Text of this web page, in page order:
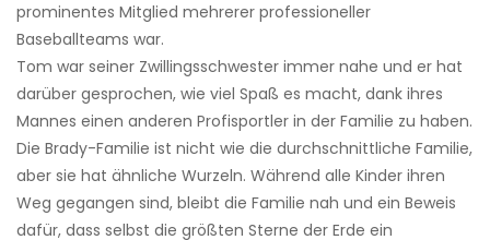
prominentes Mitglied mehrerer professioneller
Baseballteams war.
Tom war seiner Zwillingsschwester immer nahe und er hat
darüber gesprochen, wie viel Spaß es macht, dank ihres
Mannes einen anderen Profisportler in der Familie zu haben.
Die Brady-Familie ist nicht wie die durchschnittliche Familie,
aber sie hat ähnliche Wurzeln. Während alle Kinder ihren
Weg gegangen sind, bleibt die Familie nah und ein Beweis
dafür, dass selbst die größten Sterne der Erde ein